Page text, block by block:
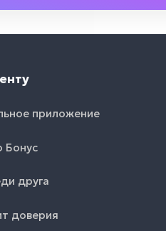
приложение
Бонус
друга
доверия